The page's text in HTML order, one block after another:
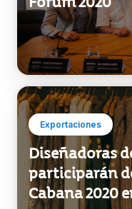
Exportaciones
Diseñadoras
participarán
Cabana 2020